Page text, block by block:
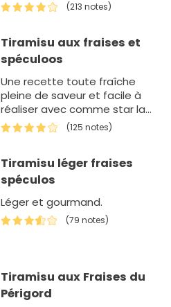
(213 notes)
Tiramisu aux fraises et
spéculoos
Une recette toute fraîche
pleine de saveur et facile à
réaliser avec comme star la
fraise.
(125 notes)
Tiramisu léger fraises
spéculos
Léger et gourmand.
(79 notes)
Tiramisu aux Fraises du
Périgord